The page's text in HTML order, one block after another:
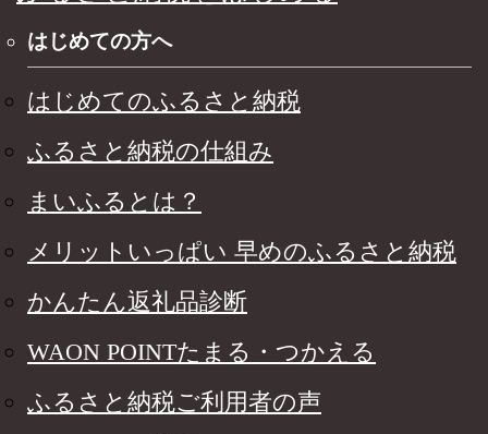
はじめての方へ
はじめてのふるさと納税
ふるさと納税の仕組み
まいふるとは？
メリットいっぱい 早めのふるさと納税
かんたん返礼品診断
WAON POINTたまる・つかえる
ふるさと納税ご利用者の声